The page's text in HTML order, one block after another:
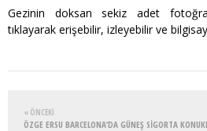
Gezinin doksan sekiz adet
tıklayarak erişebilir, izleyebilir ve
« ÖNCEKI
ÖZGE ERSU BARCELONA’DA GÜNEŞ SİGORTA